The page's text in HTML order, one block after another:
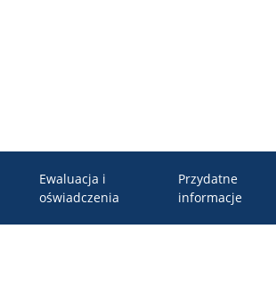
Ewaluacja i
oświadczenia
Przydatne
informacje